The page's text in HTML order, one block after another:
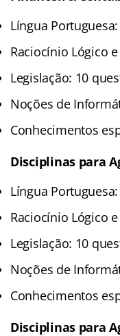
Língua
Raciocínio Lógico
Legislação: 10
Noções de
Conhecimentos
Disciplinas para
Língua
Raciocínio Lógico
Legislação: 10
Noções de
Conhecimentos
Disciplinas para